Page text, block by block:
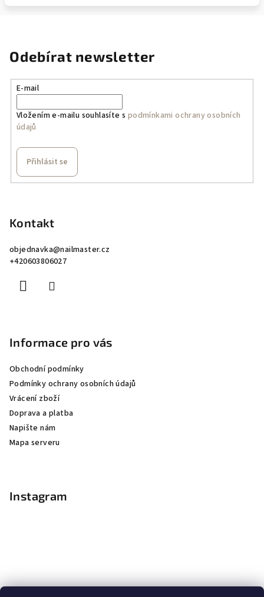
Odebírat newsletter
E-mail
Vložením e-mailu souhlasíte s podmínkami ochrany osobních
údajů
Přihlásit se
Kontakt
objednavka@nailmaster.cz
+420603806027
Informace pro vás
Obchodní podmínky
Podmínky ochrany osobních údajů
Vrácení zboží
Doprava a platba
Napište nám
Mapa serveru
Instagram